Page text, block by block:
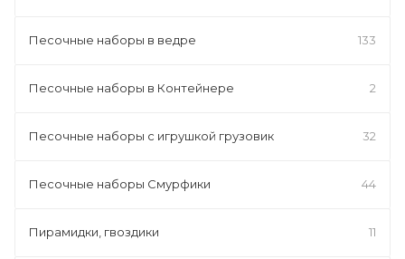
Песочные наборы в ведре 133
Песочные наборы в Контейнере 2
Песочные наборы с игрушкой грузовик 32
Песочные наборы Смурфики 44
Пирамидки, гвоздики 11